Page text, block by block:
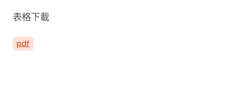
表格下載
pdf